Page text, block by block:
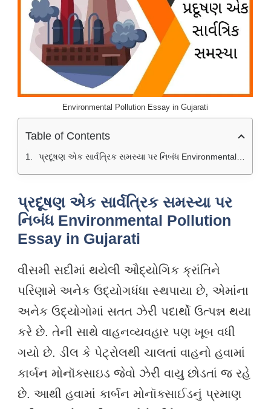
Environmental Pollution Essay in Gujarati
Table of Contents
પ્રદૂષણ એક સાર્વત્રિક સમસ્યા પર નિબંધ Environmental Pollution Essay in Gujarati
પ્રદૂષણ એક સાર્વત્રિક સમસ્યા પર
નિબંધ Environmental Pollution
Essay in Gujarati
વીસમી સદીમાં થયેલી ઔદ્યોગિક ક્રાંતિને
પરિણામે અનેક ઉદ્યોગધંધા સ્થપાયા છે, એમાંના
અનેક ઉદ્યોગોમાં સતત ઝેરી પદાર્થો ઉત્પન્ન થયા
કરે છે. તેની સાથે વાહનવ્યવહાર પણ ખૂબ વધી
ગયો છે. ડીલ કે પેટ્રોલથી ચાલતાં વાહનો હવામાં
કાર્બન મોનૉક્સાઇડ જેવો ઝેરી વાયુ છોડતાં જ રહે
છે. આથી હવામાં કાર્બન મોનૉક્સાઈડનું પ્રમાણ